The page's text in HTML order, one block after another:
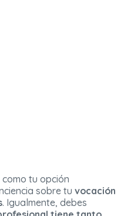
tu opción
sobre tu vocación
. Igualmente, debes